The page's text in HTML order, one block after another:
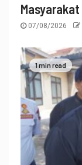
Masyarakat
07/08/2026
1 min read